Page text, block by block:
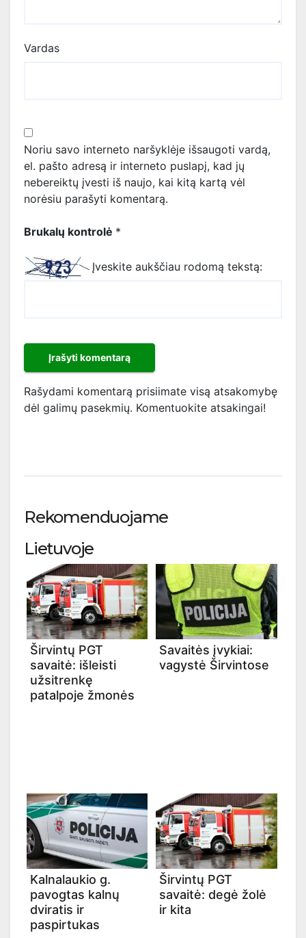
Vardas
Noriu savo interneto naršyklėje išsaugoti vardą,
el. pašto adresą ir interneto puslapį, kad jų
nebereiktų įvesti iš naujo, kai kitą kartą vėl
norėsiu parašyti komentarą.
Brukalų kontrolė *
Įveskite aukščiau rodomą tekstą:
Rašydami komentarą prisiimate visą atsakomybę
dėl galimų pasekmių. Komentuokite atsakingai!
Rekomenduojame
Lietuvoje
Širvintų PGT
savaitė: išleisti
užsitrenkę
patalpoje žmonės
Savaitės įvykiai:
vagystė Širvintose
Kalnalaukio g.
pavogtas kalnų
dviratis ir
paspirtukas
Širvintų PGT
savaitė: degė žolė
ir kita